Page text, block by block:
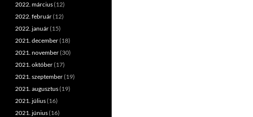
2022. március(12)
2022. február(12)
2022. január(15)
2021. december(18)
2021. november(30)
2021. október(17)
2021. szeptember(19)
2021. augusztus(19)
2021. július(16)
2021. június(16)